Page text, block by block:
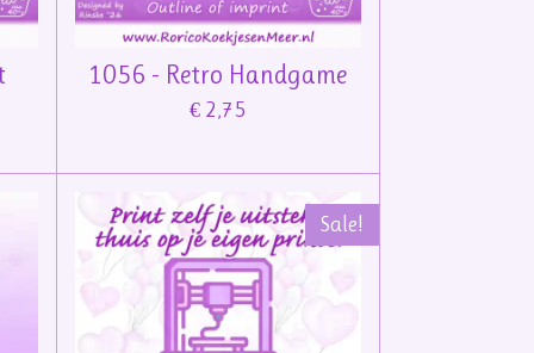
1056 - Retro Handgame
€ 2,75
Sale!